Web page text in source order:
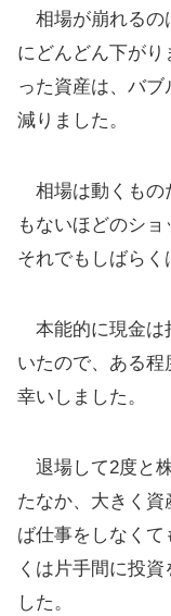
相場が崩れるの
にどんどん下が
った資産は、バ
減りました。
相場は動くもの
もないほどのショ
それでもしばらく
本能的に現金は
いたので、ある
幸いしました。
退場して2度と
たなか、大きく
ば仕事をしなく
くは片手間に投
した。